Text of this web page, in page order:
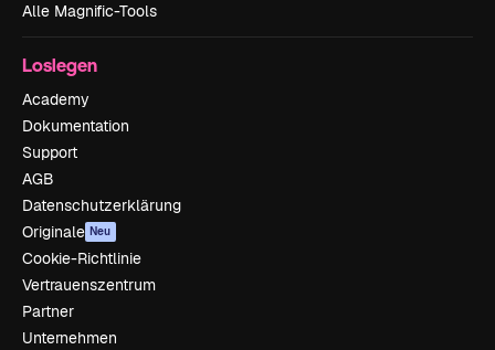
Alle Magnific-Tools
Loslegen
Academy
Dokumentation
Support
AGB
Datenschutzerklärung
Originale Neu
Cookie-Richtlinie
Vertrauenszentrum
Partner
Unternehmen